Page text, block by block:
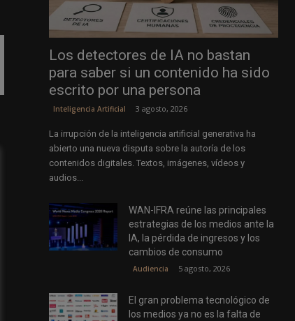
Los detectores de IA no bastan
para saber si un contenido ha sido
escrito por una persona
Inteligencia Artificial 3 agosto, 2026
La irrupción de la inteligencia artificial generativa ha
abierto una nueva disputa sobre la autoría de los
contenidos digitales. Textos, imágenes, vídeos y
audios...
WAN-IFRA reúne las principales
estrategias de los medios ante la
IA, la pérdida de ingresos y los
cambios de consumo
Audiencia 5 agosto, 2026
El gran problema tecnológico de
los medios ya no es la falta de